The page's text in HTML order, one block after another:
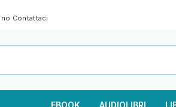
Contattaci
EBOOK AUDIOLIBRI